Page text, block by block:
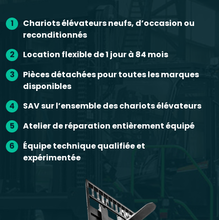
1
Chariots élévateurs neufs, d’occasion ou
reconditionnés
2
Location flexible de 1 jour à 84 mois
3
Pièces détachées pour toutes les marques
disponibles
4
SAVsur l’ensemble des chariots élévateurs
5
Atelier de réparation entièrement équipé
6
Équipe technique qualifiée et
expérimentée